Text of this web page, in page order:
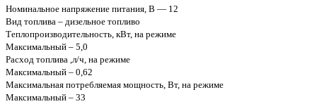
Номинальное напряжение питания, В — 12
Вид топлива – дизельное топливо
Теплопроизводительность, кВт, на режиме
Максимальный – 5,0
Расход топлива ,л/ч, на режиме
Максимальный – 0,62
Максимальная потребляемая мощность, Вт, на режиме
Максимальный – 33